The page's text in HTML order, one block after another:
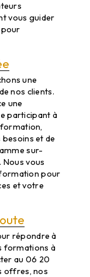
vous guider
une
nos clients.
une
participant à
et de
sur-
vous
pour
et votre
répondre à
formations à
au 06 20
offres, nos